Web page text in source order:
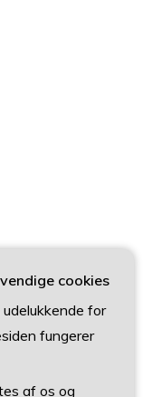
cookies
for
fungerer
af os og